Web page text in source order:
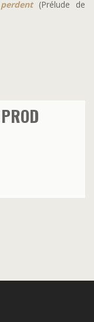
(Prélude de